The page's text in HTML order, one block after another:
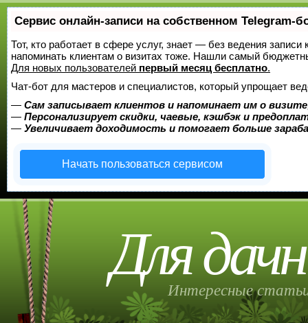
Сервис онлайн-записи на собственном Telegram-
Тот, кто работает в сфере услуг, знает — без ведения
напоминать клиентам о визитах тоже. Нашли самый
Для новых пользователей первый месяц бесплатно.
Чат-бот для мастеров и специалистов, который упрощает
— Сам записывает клиентов и напоминает им о
— Персонализирует скидки, чаевые, кэшбэк и
— Увеличивает доходимость и помогает больше
Начать пользоваться сервисом
Для
Интересные